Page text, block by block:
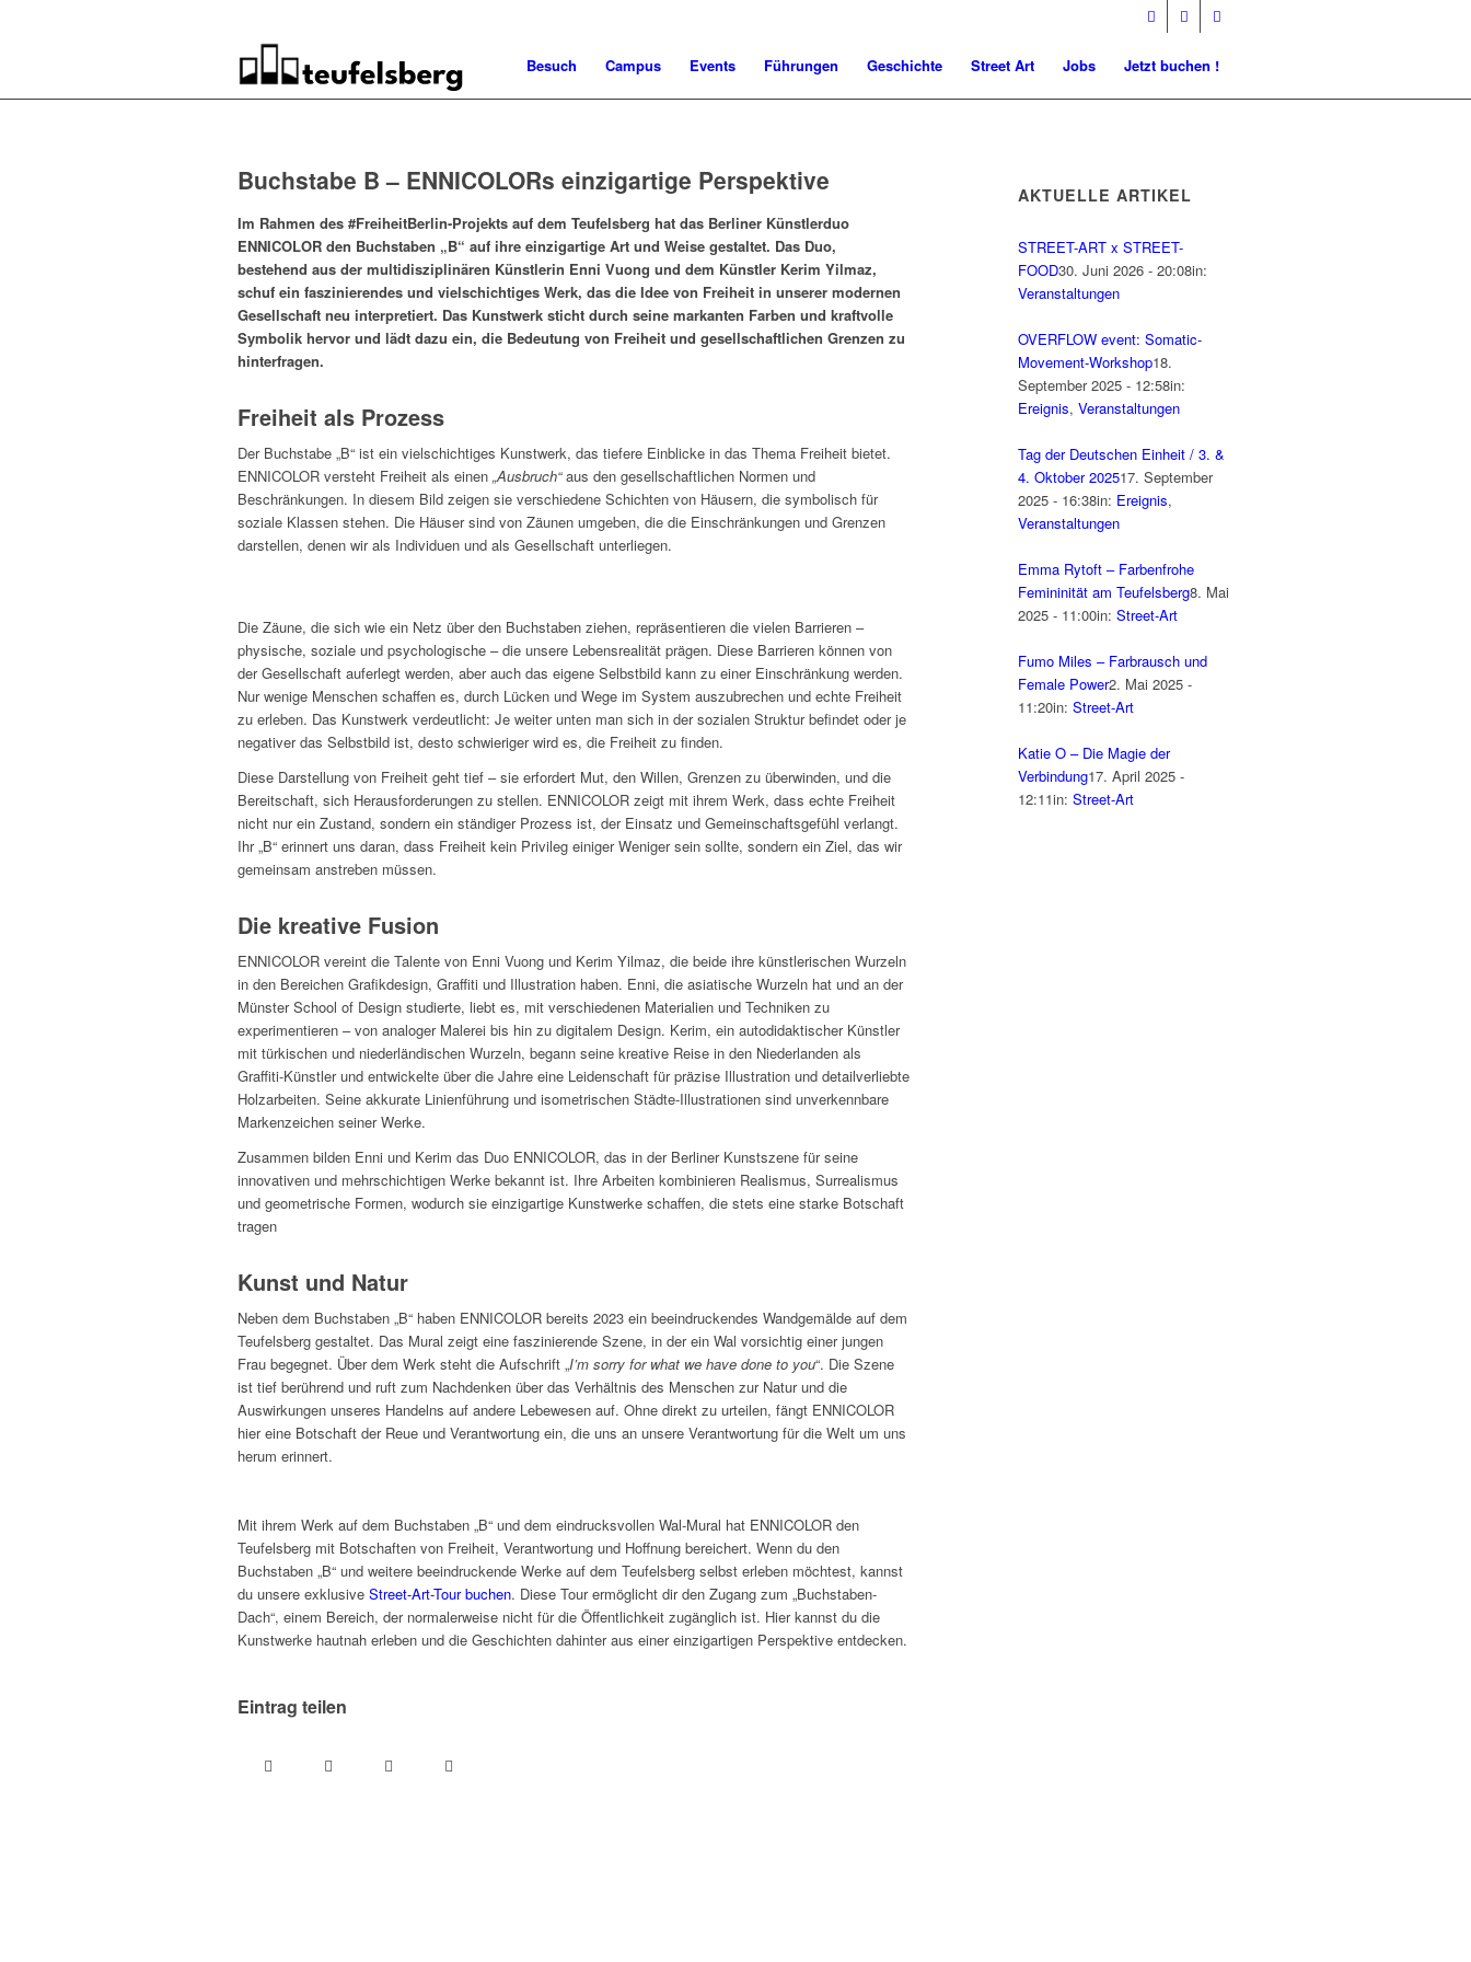
Besuch Campus Events Führungen Geschichte Street Art Jobs Jetzt buchen !
Buchstabe B – ENNICOLORs einzigartige Perspektive
Im Rahmen des #FreiheitBerlin-Projekts auf dem Teufelsberg hat das Berliner Künstlerduo
ENNICOLOR den Buchstaben „B“ auf ihre einzigartige Art und Weise gestaltet. Das Duo,
bestehend aus der multidisziplinären Künstlerin Enni Vuong und dem Künstler Kerim Yilmaz,
schuf ein faszinierendes und vielschichtiges Werk, das die Idee von Freiheit in unserer modernen
Gesellschaft neu interpretiert. Das Kunstwerk sticht durch seine markanten Farben und kraftvolle
Symbolik hervor und lädt dazu ein, die Bedeutung von Freiheit und gesellschaftlichen Grenzen zu
hinterfragen.
Freiheit als Prozess
Der Buchstabe „B“ ist ein vielschichtiges Kunstwerk, das tiefere Einblicke in das Thema Freiheit bietet.
ENNICOLOR versteht Freiheit als einen „Ausbruch“aus den gesellschaftlichen Normen und
Beschränkungen. In diesem Bild zeigen sie verschiedene Schichten von Häusern, die symbolisch für
soziale Klassen stehen. Die Häuser sind von Zäunen umgeben, die die Einschränkungen und Grenzen
darstellen, denen wir als Individuen und als Gesellschaft unterliegen.
Die Zäune, die sich wie ein Netz über den Buchstaben ziehen, repräsentieren die vielen Barrieren –
physische, soziale und psychologische – die unsere Lebensrealität prägen. Diese Barrieren können von
der Gesellschaft auferlegt werden, aber auch das eigene Selbstbild kann zu einer Einschränkung werden.
Nur wenige Menschen schaffen es, durch Lücken und Wege im System auszubrechen und echte Freiheit
zu erleben. Das Kunstwerk verdeutlicht: Je weiter unten man sich in der sozialen Struktur befindet oder je
negativer das Selbstbild ist, desto schwieriger wird es, die Freiheit zu finden.
Diese Darstellung von Freiheit geht tief – sie erfordert Mut, den Willen, Grenzen zu überwinden, und die
Bereitschaft, sich Herausforderungen zu stellen. ENNICOLOR zeigt mit ihrem Werk, dass echte Freiheit
nicht nur ein Zustand, sondern ein ständiger Prozess ist, der Einsatz und Gemeinschaftsgefühl verlangt.
Ihr „B“ erinnert uns daran, dass Freiheit kein Privileg einiger Weniger sein sollte, sondern ein Ziel, das wir
gemeinsam anstreben müssen.
Die kreative Fusion
ENNICOLOR vereint die Talente von Enni Vuong und Kerim Yilmaz, die beide ihre künstlerischen Wurzeln
in den Bereichen Grafikdesign, Graffiti und Illustration haben. Enni, die asiatische Wurzeln hat und an der
Münster School of Design studierte, liebt es, mit verschiedenen Materialien und Techniken zu
experimentieren – von analoger Malerei bis hin zu digitalem Design. Kerim, ein autodidaktischer Künstler
mit türkischen und niederländischen Wurzeln, begann seine kreative Reise in den Niederlanden als
Graffiti-Künstler und entwickelte über die Jahre eine Leidenschaft für präzise Illustration und detailverliebte
Holzarbeiten. Seine akkurate Linienführung und isometrischen Städte-Illustrationen sind unverkennbare
Markenzeichen seiner Werke.
Zusammen bilden Enni und Kerim das Duo ENNICOLOR, das in der Berliner Kunstszene für seine
innovativen und mehrschichtigen Werke bekannt ist. Ihre Arbeiten kombinieren Realismus, Surrealismus
und geometrische Formen, wodurch sie einzigartige Kunstwerke schaffen, die stets eine starke Botschaft
tragen
Kunst und Natur
Neben dem Buchstaben „B“ haben ENNICOLOR bereits 2023 ein beeindruckendes Wandgemälde auf dem
Teufelsberg gestaltet. Das Mural zeigt eine faszinierende Szene, in der ein Wal vorsichtig einer jungen
Frau begegnet. Über dem Werk steht die Aufschrift „I’m sorry for what we have done to you“. Die Szene
ist tief berührend und ruft zum Nachdenken über das Verhältnis des Menschen zur Natur und die
Auswirkungen unseres Handelns auf andere Lebewesen auf. Ohne direkt zu urteilen, fängt ENNICOLOR
hier eine Botschaft der Reue und Verantwortung ein, die uns an unsere Verantwortung für die Welt um uns
herum erinnert.
Mit ihrem Werk auf dem Buchstaben „B“ und dem eindrucksvollen Wal-Mural hat ENNICOLOR den
Teufelsberg mit Botschaften von Freiheit, Verantwortung und Hoffnung bereichert. Wenn du den
Buchstaben „B“ und weitere beeindruckende Werke auf dem Teufelsberg selbst erleben möchtest, kannst
du unsere exklusive Street-Art-Tour buchen. Diese Tour ermöglicht dir den Zugang zum „Buchstaben-
Dach“, einem Bereich, der normalerweise nicht für die Öffentlichkeit zugänglich ist. Hier kannst du die
Kunstwerke hautnah erleben und die Geschichten dahinter aus einer einzigartigen Perspektive entdecken.
Eintrag teilen
AKTUELLE ARTIKEL
STREET-ART x STREET-
FOOD30. Juni 2026 - 20:08in:
Veranstaltungen
OVERFLOW event: Somatic-
Movement-Workshop18.
September 2025 - 12:58in:
Ereignis,Veranstaltungen
Tag der Deutschen Einheit / 3. &
4. Oktober 202517. September
2025 - 16:38in: Ereignis,
Veranstaltungen
Emma Rytoft – Farbenfrohe
Femininität am Teufelsberg8. Mai
2025 - 11:00in:Street-Art
Fumo Miles – Farbrausch und
Female Power2. Mai 2025 -
11:20in:Street-Art
Katie O – Die Magie der
Verbindung17. April 2025 -
12:11in:Street-Art